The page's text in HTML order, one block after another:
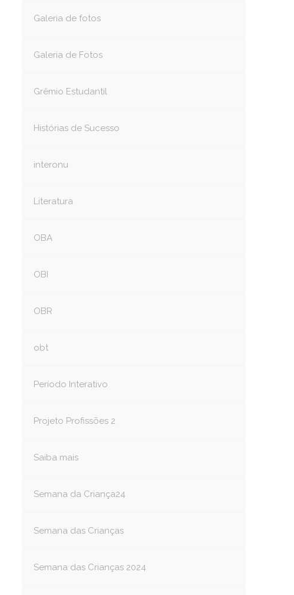
Galeria de fotos
Galeria de Fotos
Grêmio Estudantil
Histórias de Sucesso
interonu
Literatura
OBA
OBI
OBR
obt
Período Interativo
Projeto Profissões 2
Saiba mais
Semana da Criança24
Semana das Crianças
Semana das Crianças 2024